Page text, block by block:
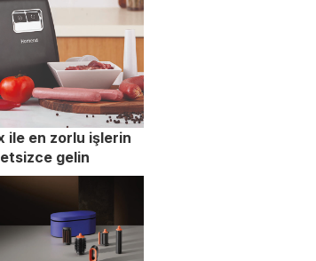
ile en zorlu işlerin
gelin